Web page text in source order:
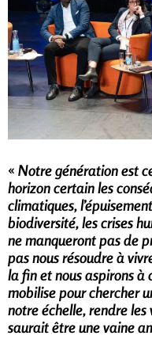
« Notre génération est
horizon certain les
climatiques,
biodiversité, les crises
ne manqueront pas de
pas nous résoudre à
la fin et nous aspirons à
mobilise pour chercher
notre échelle, rendre
saurait être une vaine